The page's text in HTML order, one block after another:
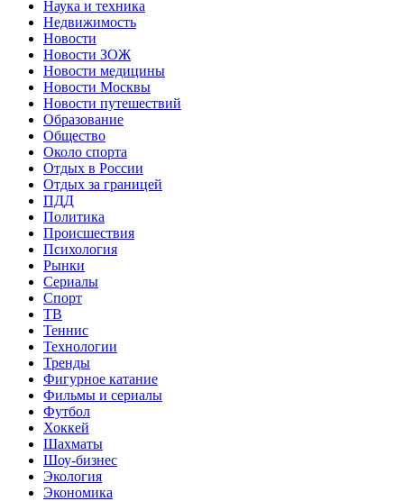
Наука и техника
Недвижимость
Новости
Новости ЗОЖ
Новости медицины
Новости Москвы
Новости путешествий
Образование
Общество
Около спорта
Отдых в России
Отдых за границей
ПДД
Политика
Происшествия
Психология
Рынки
Сериалы
Спорт
ТВ
Теннис
Технологии
Тренды
Фигурное катание
Фильмы и сериалы
Футбол
Хоккей
Шахматы
Шоу-бизнес
Экология
Экономика